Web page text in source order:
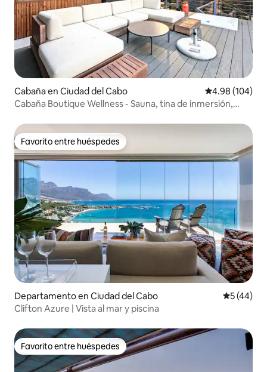
Cabaña en Ciudad del Cabo Calificación
4.98 (104)
Cabaña Boutique Wellness - Sauna, tina de inmersión,
Favorito entre huéspedes
Favorito entre huéspedes
Departamento en Ciudad del Cabo
5 (44)
Clifton Azure | Vista al mar y piscina
Favorito entre huéspedes
Favorito entre huéspedes